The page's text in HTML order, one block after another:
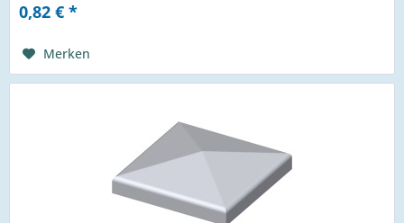
0,82 € *
Merken